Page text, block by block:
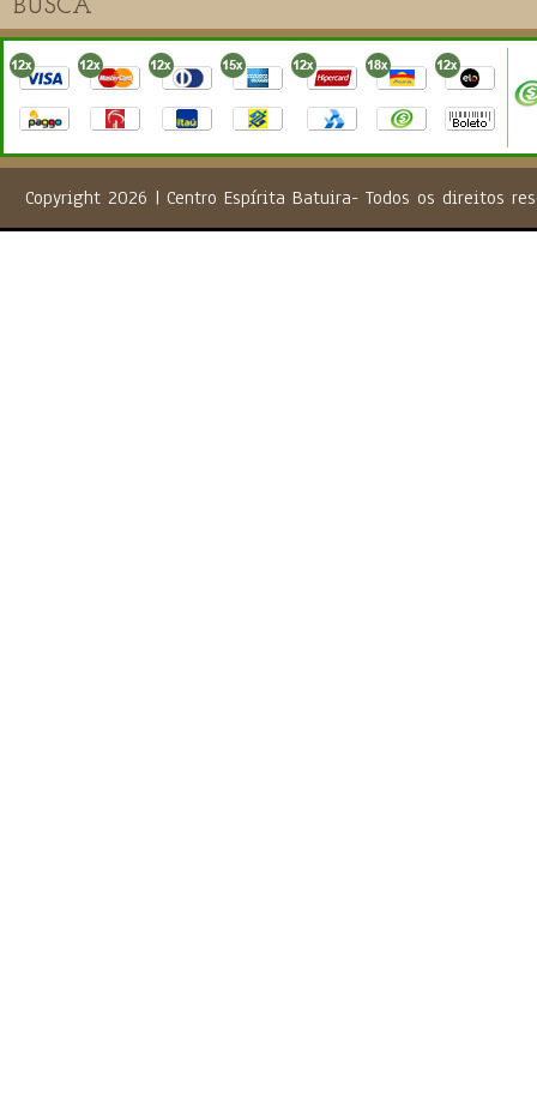
Copyright 2026 | Centro Espírita Batuira- Todos os